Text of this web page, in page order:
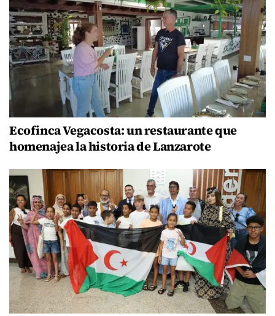
Ecofinca Vegacosta: un restaurante que
homenajea la historia de Lanzarote